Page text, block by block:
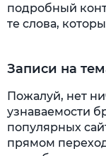
подробный
те слова,
Записи на
Пожалуй, нет
узнаваемости
популярных
прямом